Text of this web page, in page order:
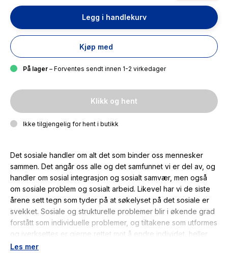
Legg i handlekurv
Kjøp med
På lager – Forventes sendt innen 1-2 virkedager
Klikk og hent
Ikke tilgjengelig for hent i butikk
Det sosiale handler om alt det som binder oss mennesker
sammen. Det angår oss alle og det samfunnet vi er del av, og
handler om sosial integrasjon og sosialt samvær, men også
om sosiale problem og sosialt arbeid. Likevel har vi de siste
årene sett tegn som tyder på at søkelyset på det sosiale er
svekket. Sosiale og strukturelle problemer blir i økende grad
forstått som individuelle problemer, og tiltakene som utformes
og iverksettes er gjerne rettet mot å endre individet, heller
enn vilkårene mennesker lever under. Med denne boken
Les mer